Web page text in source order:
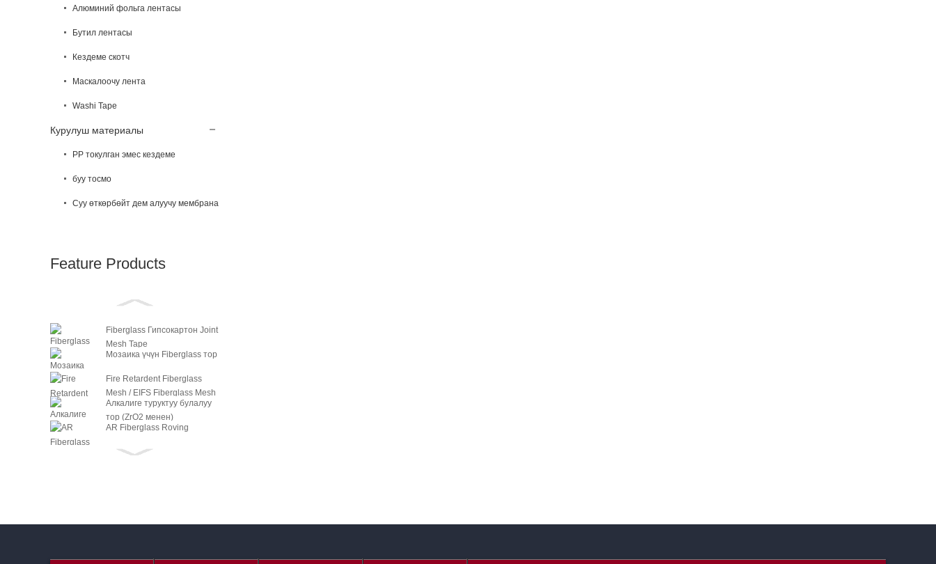
Алюминий фольга лентасы
Бутил лентасы
Кездеме скотч
Маскалоочу лента
Washi Tape
Курулуш материалы
PP токулган эмес кездеме
буу тосмо
Суу өткөрбөйт дем алуучу мембрана
Feature Products
Fiberglass Гипсокартон Joint
Mesh Tape
Мозаика үчүн Fiberglass тор
Fire Retardent Fiberglass
Mesh / EIFS Fiberglass Mesh
Алкалиге туруктуу булалуу
тор (ZrO2 менен)
AR Fiberglass Roving
AR Fiberglass Twist Жип
C-Glass Fiber Twist Жип